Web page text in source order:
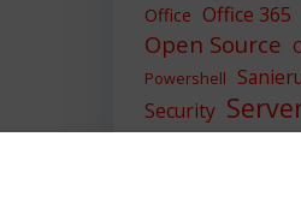
Office Office 365
Open Source
Powershell
Security
Sicherheit